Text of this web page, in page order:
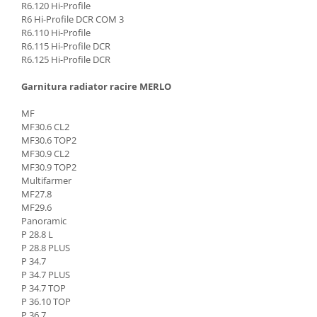
Incarcator 36V
Indicator incarcare baterii
Redresor 48V
Diagnoza
Consola diagnoza
Telecomenzi
Telecomanda utilaje
Accesorii si piese telecomanda
Piese hidraulice
Pompa coborare de urgenta
Reductor
Electrovalve - supapa hidraulica
Cilindri hidraulici
Hidromotoare
Rezervor ulei hidraulic
Supapa - cartus hidraulic
Piese Sandvik
Piese Rubble Master
Piese Richier
Piese Ponsse
Piese Olympian
Piese Nordberg
Piese Norcar Logset
Piese Nokka
Piese Motori VM
Piese Ladog
Piese Kioti
Piese Iseki
R6.120 Hi-Profile
R6 Hi-Profile DCR COM 3
R6.110 Hi-Profile
R6.115 Hi-Profile DCR
R6.125 Hi-Profile DCR
Garnitura radiator racire MERLO
MF
MF30.6 CL2
MF30.6 TOP2
MF30.9 CL2
MF30.9 TOP2
Multifarmer
MF27.8
MF29.6
Panoramic
P 28.8 L
P 28.8 PLUS
P 34.7
P 34.7 PLUS
P 34.7 TOP
P 36.10 TOP